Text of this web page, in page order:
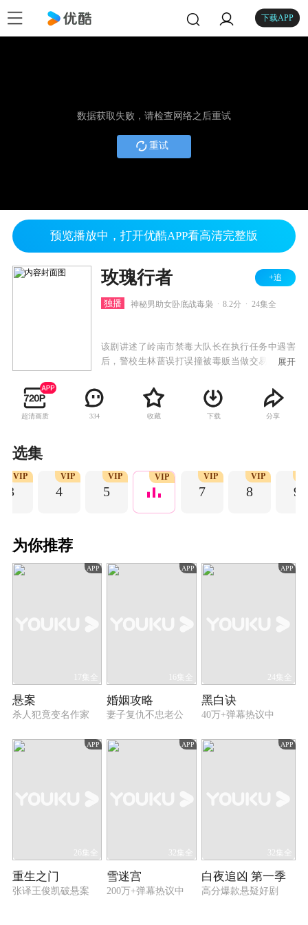
下载APP
数据获取失败，请检查网络之后重试
重试
预览播放中，打开优酷APP看高清完整版
玫瑰行者 +追
独播 神秘男助女卧底战毒枭 8.2分 24集全
该剧讲述了岭南市禁毒大队长在执行任务中遇害
后，警校生林蔷误打误撞被毒贩当做交易人员，
集毒贩罪证。在潜入邱虎集团中时，林蔷结识了
海外毒枭马洪涛的养子张冼赫，林蔷既要假装与
其情投意合获取情报，又要抑制自己真实情感，
陷入两难，与此同时外围的联合执法队伍也要赶
在林蔷被马洪涛识破前找到他们的藏身之地，林
展开
超清画质 334 收藏 下载 分享
选集
3
VIP
4
VIP
5
VIP VIP
7
VIP
8
VIP
9
为你推荐
APP
17集全
悬案
杀人犯竟变名作家
APP
16集全
婚姻攻略
妻子复仇不忠老公
APP
24集全
黑白诀
40万+弹幕热议中
APP
26集全
重生之门
张译王俊凯破悬案
APP
32集全
雪迷宫
200万+弹幕热议中
APP
32集全
白夜追凶 第一季
高分爆款悬疑好剧